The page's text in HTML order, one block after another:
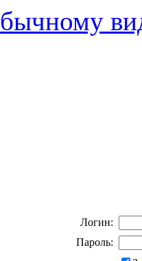
Логин:
Пароль: